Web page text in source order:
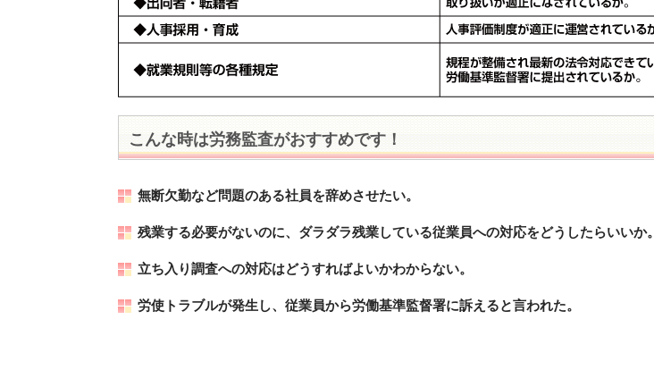
こんな時は労務監査がおすすめです！
無断欠勤など問題のある社員を辞めさせたい。
残業する必要がないのに、ダラダラ残業している従業員への対応をどうしたらいいか。
立ち入り調査への対応はどうすればよいかわからない。
労使トラブルが発生し、従業員から労働基準監督署に訴えると言われた。